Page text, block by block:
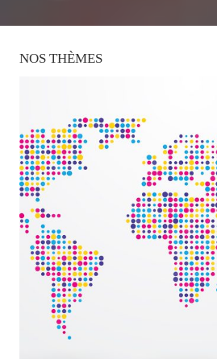
NOS THÈMES